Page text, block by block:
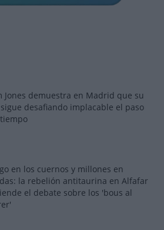
Jones demuestra en Madrid que su
desafiando implacable el paso
en los cuernos y millones en
la rebelión antitaurina en Alfafar
el debate sobre los 'bous al